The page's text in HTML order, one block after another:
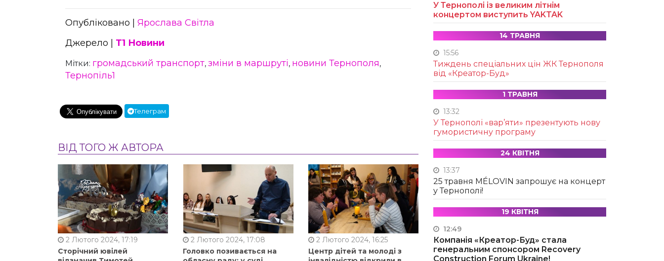
Опубліковано | Ярослава Світла
Джерело | Т1 Новини
Мітки: громадський транспорт, зміни в маршруті, новини Тернополя,
Тернопіль1
Телеграм
ВІД ТОГО Ж АВТОРА
2 Лютого 2024, 17:19
Сторічний ювілей
2 Лютого 2024, 17:08
Головко позивається на
2 Лютого 2024, 16:25
Центр дітей та молоді з
У Тернополі із великим літнім
концертом виступить YAKTAK
14 ТРАВНЯ
15:56
Тиждень спеціальних цін ЖК Тернополя
від «Креатор-Буд»
1 ТРАВНЯ
13:32
У Тернополі «вар’яти» презентують нову
гумористичну програму
24 КВІТНЯ
13:37
25 травня MÉLOVIN запрошує на концерт
у Тернополі!
19 КВІТНЯ
12:49
Компанія «Креатор-Буд» стала
генеральним спонсором Recovery
Construction Forum Ukraine!